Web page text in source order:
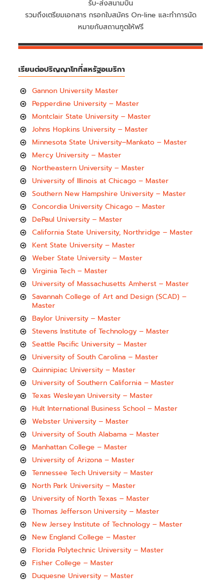
รับ-ส่งสนามบิน
รวมถึงเตรียมเอกสาร กรอกใบสมัคร On-line และทำการนัด
หมายกับสถานฑูตให้ฟรี
เรียนต่อปริญญาโทที่สหรัฐอเมริกา
Gannon University Master
Pepperdine University – Master
Montclair State University – Master
Johns Hopkins University – Master
Minnesota State University–Mankato – Master
Mercy University – Master
Northeastern University – Master
University of Illinois at Chicago – Master
Southern New Hampshire University – Master
Concordia University Chicago – Master
DePaul University – Master
California State University, Northridge – Master
Kent State University – Master
Weber State University – Master
Virginia Tech – Master
University of Massachusetts Amherst – Master
Savannah College of Art and Design (SCAD) –
Master
Baylor University – Master
Stevens Institute of Technology – Master
Seattle Pacific University – Master
University of South Carolina – Master
Quinnipiac University – Master
University of Southern California – Master
Texas Wesleyan University – Master
Hult International Business School – Master
Webster University – Master
University of South Alabama – Master
Manhattan College – Master
University of Arizona – Master
Tennessee Tech University – Master
North Park University – Master
University of North Texas – Master
Thomas Jefferson University – Master
New Jersey Institute of Technology – Master
New England College – Master
Florida Polytechnic University – Master
Fisher College – Master
Duquesne University – Master